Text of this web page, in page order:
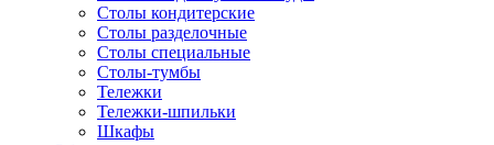
Столы кондитерские
Столы разделочные
Столы специальные
Столы-тумбы
Тележки
Тележки-шпильки
Шкафы